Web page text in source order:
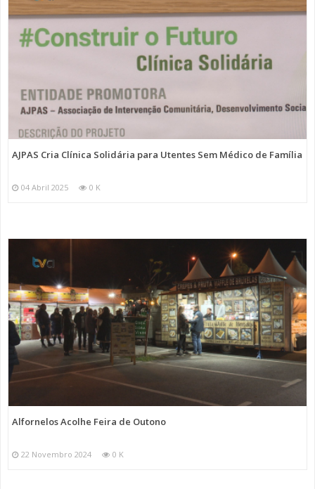
AJPAS Cria Clínica Solidária para Utentes Sem Médico de Família
04 Abril 2025 0 K
Alfornelos Acolhe Feira de Outono
22 Novembro 2024 0 K